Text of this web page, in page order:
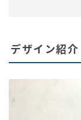
デザイン紹介